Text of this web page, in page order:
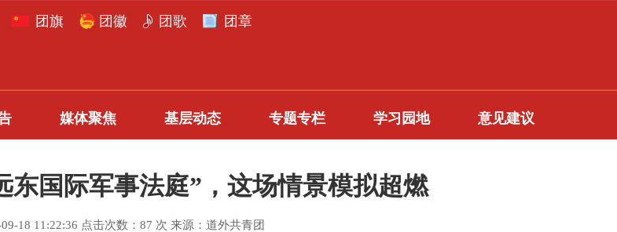
团旗 团徽 团歌 团章
媒体聚焦 基层动态 专题专栏 学习园地 意见建议
东国际军事法庭”，这场情景模拟超燃
18 11:22:36 点击次数：87 次 来源：道外共青团